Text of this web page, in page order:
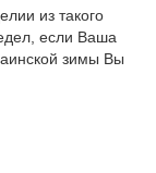
из такого
если Ваша
зимы Вы